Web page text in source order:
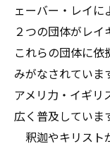
ェーバー・レイ
２つの団体がレイ
これらの団体に
みがなされていま
アメリ力・イギリ
広く普及していま
釈迦やキリスト